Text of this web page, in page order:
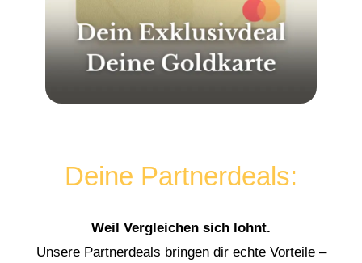
Deine Partnerdeals:
Weil Vergleichen sich lohnt.
Unsere Partnerdeals bringen dir echte Vorteile –